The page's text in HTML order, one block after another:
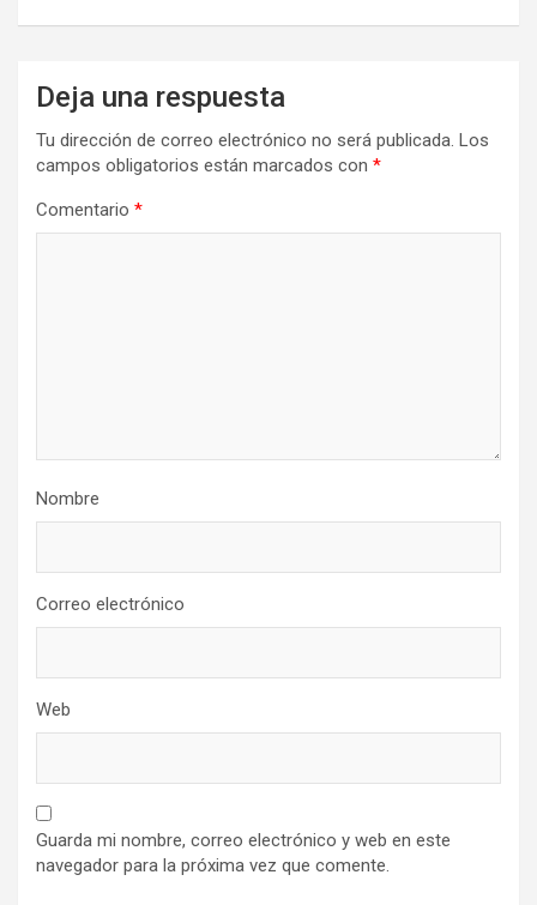
Deja una respuesta
Tu dirección de correo electrónico no será publicada. Los
campos obligatorios están marcados con *
Comentario *
Nombre
Correo electrónico
Web
Guarda mi nombre, correo electrónico y web en este
navegador para la próxima vez que comente.